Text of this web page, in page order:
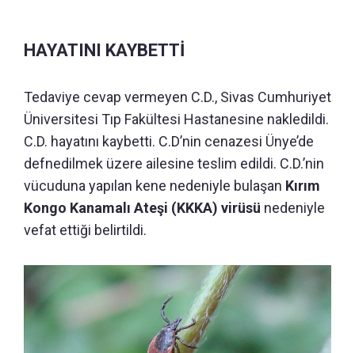
HAYATINI KAYBETTİ
Tedaviye cevap vermeyen C.D., Sivas Cumhuriyet
Üniversitesi Tıp Fakültesi Hastanesine nakledildi.
C.D. hayatını kaybetti. C.D’nin cenazesi Ünye’de
defnedilmek üzere ailesine teslim edildi. C.D.’nin
vücuduna yapılan kene nedeniyle bulaşan Kırım
Kongo Kanamalı Ateşi (KKKA) virüsü nedeniyle
vefat ettiği belirtildi.